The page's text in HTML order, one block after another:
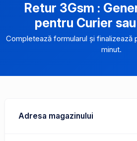
Retur 3Gsm :
pentru Curier
Completează formularul și finalizează
minut.
Adresa magazinului